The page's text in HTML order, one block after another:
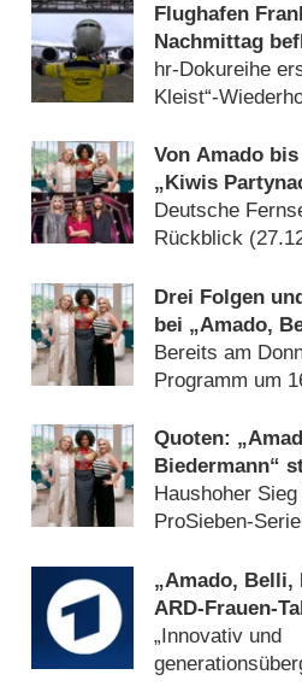
Flughafen
Nachmittag
hr-Dokureihe
Kleist“-
Von Amado
„Kiwis
Show“: Das
Flops 2024
Deutsche
Rückblick (
Drei Folgen
bei „Amado,
Stecker
Bereits am
Programm um
Quoten:
Biedermann“
„Ronzheimer“
enttäuschen
Haushoher
ProSieben-
„Amado, Belli,
ARD-Frauen-
bezahlte
„Innovativ und